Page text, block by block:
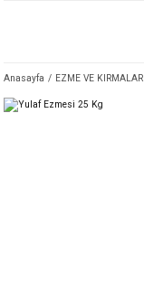
Anasayfa EZME VE KIRMALAR